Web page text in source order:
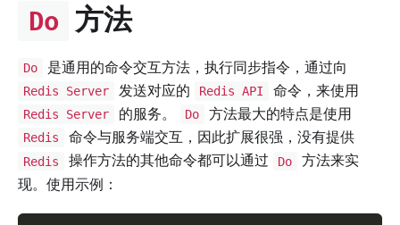
Do 方法
Do 是通用的命令交互方法，执行同步指令，通过向
Redis Server 发送对应的 Redis API 命令，来使用
Redis Server 的服务。 Do 方法最大的特点是使用
Redis 命令与服务端交互，因此扩展很强，没有提供
Redis 操作方法的其他命令都可以通过 Do
方法来实
现。使用示例：